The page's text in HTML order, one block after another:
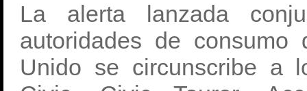
La alerta lanzada
autoridades de
Unido se circunscribe a